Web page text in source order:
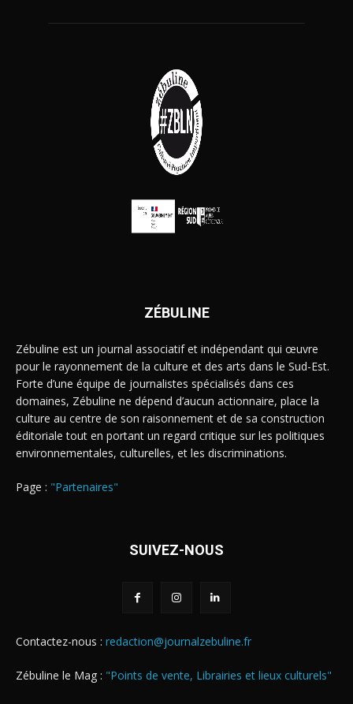
ZÉBULINE
Zébuline est un journal associatif et indépendant qui œuvre
pour le rayonnement de la culture et des arts dans le Sud-Est.
Forte d’une équipe de journalistes spécialisés dans ces
domaines, Zébuline ne dépend d’aucun actionnaire, place la
culture au centre de son raisonnement et de sa construction
éditoriale tout en portant un regard critique sur les politiques
environnementales, culturelles, et les discriminations.
Page : "Partenaires"
SUIVEZ-NOUS
Contactez-nous : redaction@journalzebuline.fr
Zébuline le Mag : "Points de vente, Librairies et lieux culturels"